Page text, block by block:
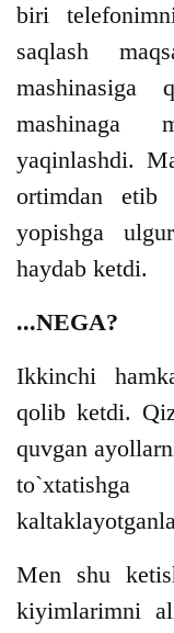
biri
saqlash
mashinasiga
mashinaga
yaqinlashdi.
ortimdan etib
yopishga
haydab ketdi.
...NEGA?
Ikkinchi
qolib ketdi.
quvgan
Men shu
kiyimlarimni